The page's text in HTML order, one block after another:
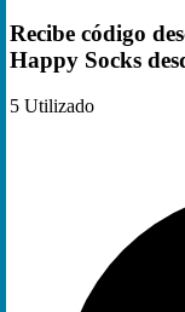
Recibe código
Happy Socks
5 Utilizado